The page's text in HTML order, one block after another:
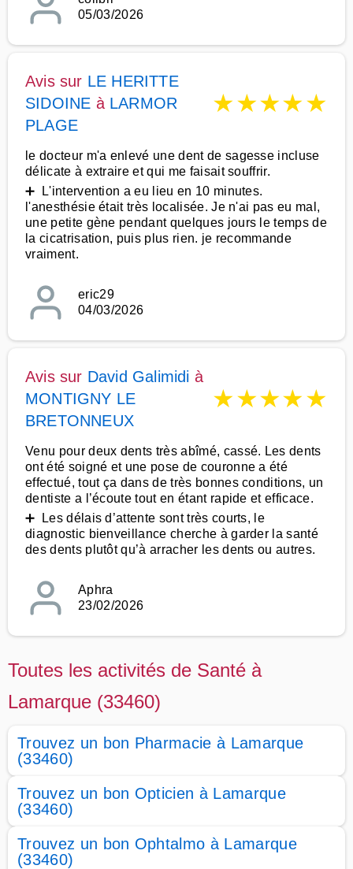
05/03/2026
Avis sur LE HERITTE
SIDOINE à LARMOR
PLAGE
★★★★★
le docteur m'a enlevé une dent de sagesse incluse
délicate à extraire et qui me faisait souffrir.
➕ L'intervention a eu lieu en 10 minutes.
l'anesthésie était très localisée. Je n'ai pas eu mal,
une petite gène pendant quelques jours le temps de
la cicatrisation, puis plus rien. je recommande
vraiment.
eric29
04/03/2026
Avis sur David Galimidi à
MONTIGNY LE
BRETONNEUX
★★★★★
Venu pour deux dents très abîmé, cassé. Les dents
ont été soigné et une pose de couronne a été
effectué, tout ça dans de très bonnes conditions, un
dentiste a l’écoute tout en étant rapide et efficace.
➕ Les délais d’attente sont très courts, le
diagnostic bienveillance cherche à garder la santé
des dents plutôt qu’à arracher les dents ou autres.
Aphra
23/02/2026
Toutes les activités de Santé à
Lamarque (33460)
Trouvez un bon Pharmacie à Lamarque
(33460)
Trouvez un bon Opticien à Lamarque
(33460)
Trouvez un bon Ophtalmo à Lamarque
(33460)